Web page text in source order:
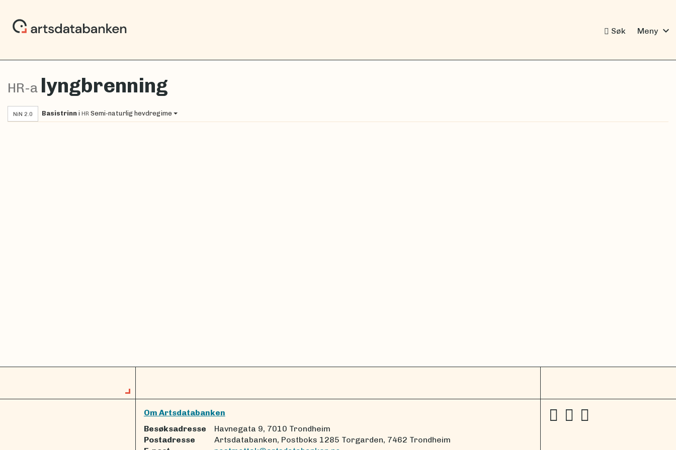
Søk Meny expand_more
HR-a lyngbrenning
NiN 2.0 Basistrinn i HR Semi-naturlig hevdregime
Om Artsdatabanken
Besøksadresse
Havnegata 9, 7010 Trondheim
Postadresse
Artsdatabanken, Postboks 1285 Torgarden, 7462 Trondheim